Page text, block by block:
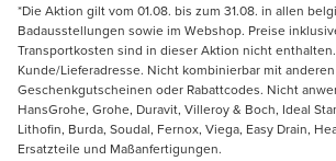
*Die Aktion gilt vom 01.08. bis zum 31.08. in allen
Badausstellungen sowie im Webshop. Preise
Transportkosten sind in dieser Aktion nicht
Kunde/Lieferadresse. Nicht kombinierbar mit
Geschenkgutscheinen oder Rabattcodes. Nicht
HansGrohe, Grohe, Duravit, Villeroy & Boch, Ideal
Lithofin, Burda, Soudal, Fernox, Viega, Easy Drain,
Ersatzteile und Maßanfertigungen.